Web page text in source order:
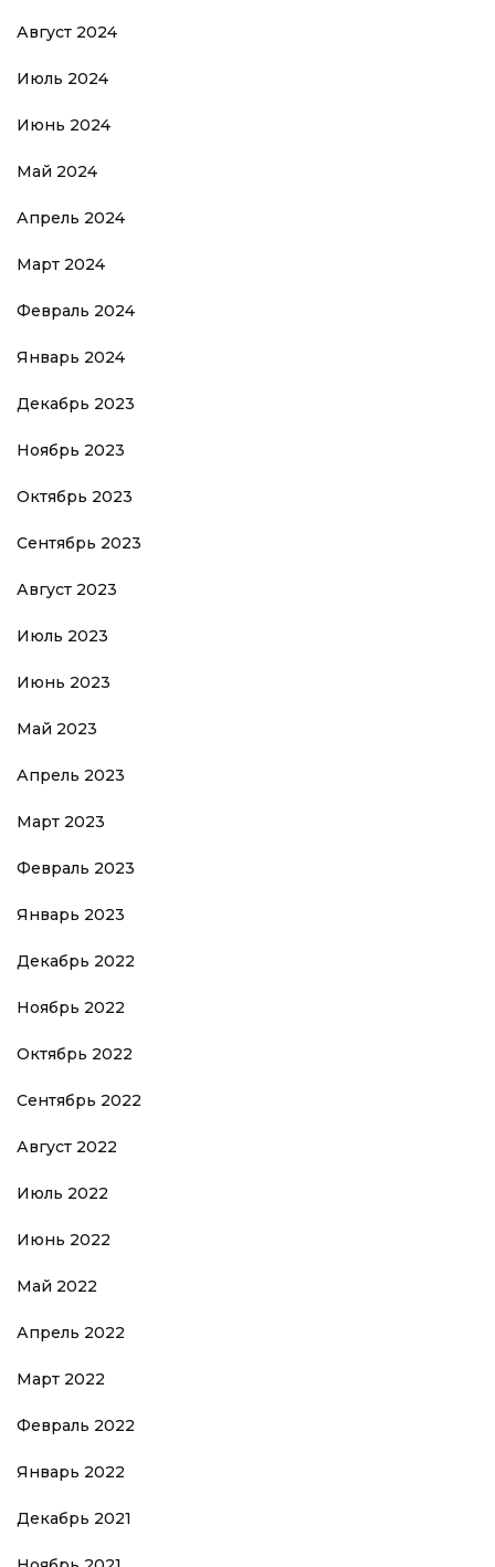
Август 2024
Июль 2024
Июнь 2024
Май 2024
Апрель 2024
Март 2024
Февраль 2024
Январь 2024
Декабрь 2023
Ноябрь 2023
Октябрь 2023
Сентябрь 2023
Август 2023
Июль 2023
Июнь 2023
Май 2023
Апрель 2023
Март 2023
Февраль 2023
Январь 2023
Декабрь 2022
Ноябрь 2022
Октябрь 2022
Сентябрь 2022
Август 2022
Июль 2022
Июнь 2022
Май 2022
Апрель 2022
Март 2022
Февраль 2022
Январь 2022
Декабрь 2021